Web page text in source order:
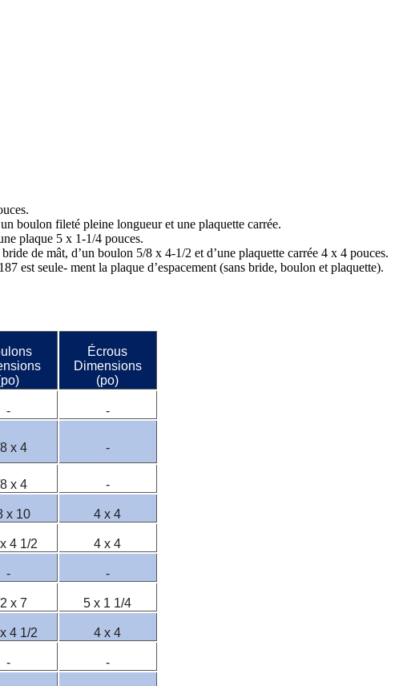
boulon fileté pleine longueur et une plaquette carrée.
plaque 5 x 1-1/4 pouces.
de mât, d’un boulon 5/8 x 4-1/2 et d’une plaquette carrée 4 x 4 pouces.
est seule- ment la plaque d’espacement (sans bride, boulon et plaquette).
Écrous
Dimensions
(po)
- -
x 4 -
x 4 -
x 10 4 x 4
4 1/2 4 x 4
- -
x 7 5 x 1 1/4
4 1/2 4 x 4
- -